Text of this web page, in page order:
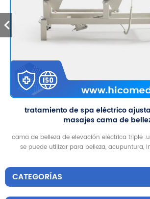
tratamiento de spa eléctrico
masajes cama de
cama de belleza de elevación eléctrica triple
se puede utilizar para belleza, acupuntura,
CATEGORÍAS